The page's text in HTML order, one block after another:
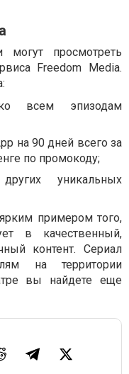
могут просмотреть
Freedom Media.
всем эпизодам
на 90 дней всего за
по промокоду;
уникальных
примером того,
в качественный,
контент. Сериал
на территории
вы найдете еще